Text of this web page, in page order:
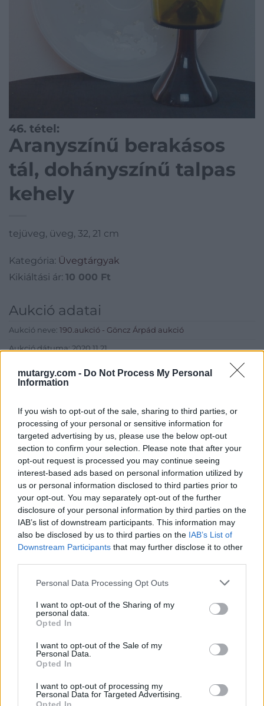
mutargy.com - Do Not Process My Personal
Information
If you wish to opt-out of the sale, sharing to third parties, or
processing of your personal or sensitive information for
targeted advertising by us, please use the below opt-out
section to confirm your selection. Please note that after your
opt-out request is processed you may continue seeing
interest-based ads based on personal information utilized by
us or personal information disclosed to third parties prior to
your opt-out. You may separately opt-out of the further
disclosure of your personal information by third parties on the
IAB’s list of downstream participants. This information may
also be disclosed by us to third parties on the IAB’s List of
Downstream Participants that may further disclose it to other
Personal Data Processing Opt Outs
I want to opt-out of the Sharing of my
personal data.
Opted In
I want to opt-out of the Sale of my
Personal Data.
Opted In
I want to opt-out of processing my
Personal Data for Targeted Advertising.
46. tétel:
Aranyszínű berakásos
tál, dohányszínű talpas
kehely
tejüveg, üveg, 32, 21 cm
Kategória: Üvegtárgyak
Kikiáltási ár: 10 000 Ft
Aukció adatai
Aukció neve: 190.aukció - Göncz Árpád aukció
Aukció dátuma: 2020.11.21
Aukció helye: II. Zsigmond tér 8.
Eladó adatai
Eladó:Műgyűjtők Háza Kft.
Cím: Dudás Attila
Műgyűjtők Háza kft.
Budapest
1023.Bp. Zsigmond tér 11.
1023
Telefon: 18008123
Budapesten, a II. kerületben. Célunk, hogy az eladók optimális
áron, gyorsan találjanak vevőt műtárgyaikra, az eladók pedig
rendszeresen tudják gazdagítani gyűjteményüket változatos
szerda esténként online árverést! Kedd-től péntek-ig 11.00-este
18.00 óráig várjuk szeretettel az érdeklődőket.
GALÉRIA TOVÁBBI MŰTÁRGYAI